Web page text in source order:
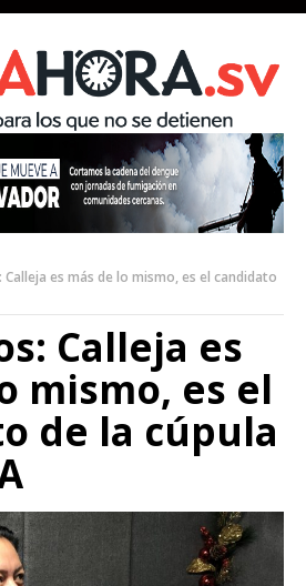
Calleja es más de lo mismo, es el candidato
Calleja es
mismo, es el
de la cúpula